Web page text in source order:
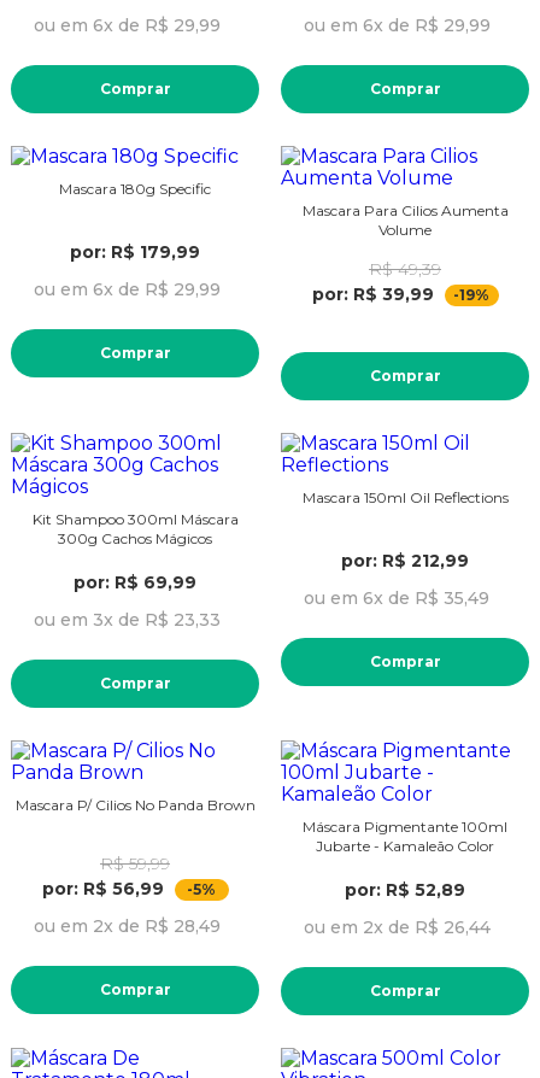
ou em 6x de R$ 29,99
Comprar
ou em 6x de R$ 29,99
Comprar
Mascara 180g Specific
por: R$ 179,99
ou em 6x de R$ 29,99
Comprar
Mascara Para Cilios Aumenta
Volume
R$ 49,39
por: R$ 39,99
-19%
Comprar
Kit Shampoo 300ml Máscara
300g Cachos Mágicos
por: R$ 69,99
ou em 3x de R$ 23,33
Comprar
Mascara 150ml Oil Reflections
por: R$ 212,99
ou em 6x de R$ 35,49
Comprar
Mascara P/ Cilios No Panda Brown
R$ 59,99
por: R$ 56,99
-5%
ou em 2x de R$ 28,49
Comprar
Máscara Pigmentante 100ml
Jubarte - Kamaleão Color
por: R$ 52,89
ou em 2x de R$ 26,44
Comprar